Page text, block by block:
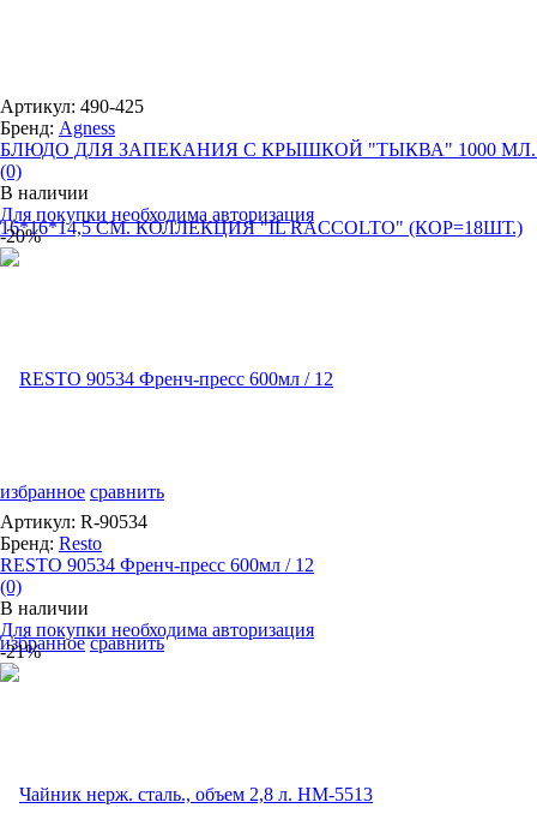
избранное сравнить
Артикул: 490-425
Бренд: Agness
БЛЮДО ДЛЯ ЗАПЕКАНИЯ С КРЫШКОЙ "ТЫКВА" 1000 МЛ.
(0)
В наличии
Для покупки необходима авторизация
-20%
избранное сравнить
Артикул: R-90534
Бренд: Resto
RESTO 90534 Френч-пресс 600мл / 12
(0)
В наличии
Для покупки необходима авторизация
-21%